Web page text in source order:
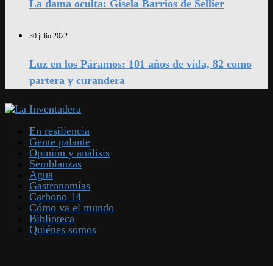
La dama oculta: Gisela Barrios de Sellier
30 julio 2022
Luz en los Páramos: 101 años de vida, 82 como
partera y curandera
En resiliencia
Gente palante
Opinión y análisis
Semblanzas
Agua
Gastronomías
Carbono 14
Cómo va el mundo
Biblioteca
Quiénes somos